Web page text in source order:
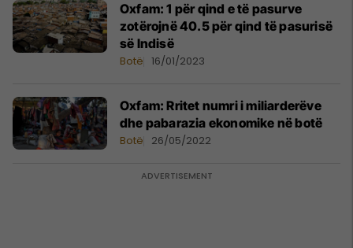
Oxfam: 1 për qind e të pasurve
zotërojnë 40.5 për qind të pasurisë
së Indisë
Botë 16/01/2023
Oxfam: Rritet numri i miliarderëve
dhe pabarazia ekonomike në botë
Botë 26/05/2022